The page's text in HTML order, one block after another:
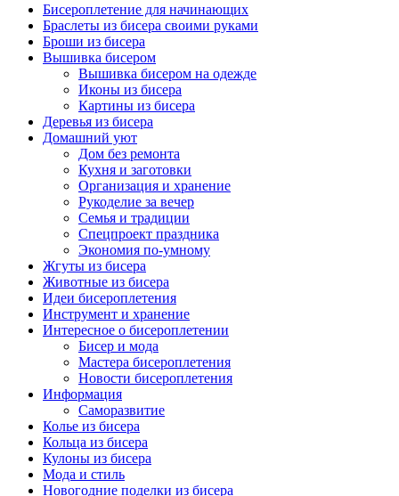
Бисероплетение для начинающих
Браслеты из бисера своими руками
Броши из бисера
Вышивка бисером
Вышивка бисером на одежде
Иконы из бисера
Картины из бисера
Деревья из бисера
Домашний уют
Дом без ремонта
Кухня и заготовки
Организация и хранение
Рукоделие за вечер
Семья и традиции
Спецпроект праздника
Экономия по-умному
Жгуты из бисера
Животные из бисера
Идеи бисероплетения
Инструмент и хранение
Интересное о бисероплетении
Бисер и мода
Мастера бисероплетения
Новости бисероплетения
Информация
Саморазвитие
Колье из бисера
Кольца из бисера
Кулоны из бисера
Мода и стиль
Новогодние поделки из бисера